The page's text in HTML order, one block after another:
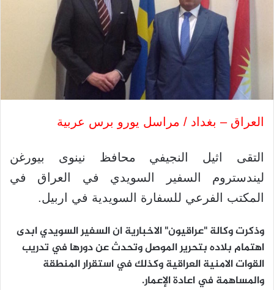
العراق – بغداد / مراسل يورو برس عربية
التقى اثيل النجيفي محافظ نينوى بيورغن
ليندستروم السفير السويدي في العراق في
المكتب الفرعي للسفارة السويدية في اربيل.
وذكرت وكالة "عراقيون" الاخبارية ان السفير السويدي ابدى
اهتمام بلاده بتحرير الموصل وتحدث عن دورها في تدريب
القوات الامنية العراقية وكذلك في استقرار المنطقة
والمساهمة في اعادة الإعمار.